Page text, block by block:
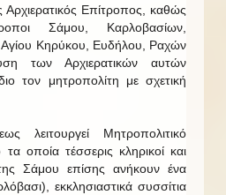
Επίτροπος, καθώς
Σάμου, Καρλοβασίων,
Κηρύκου, Ευδήλου, Ραχών
των Αρχιερατικών αυτών
τον μητροπολίτη με σχετική
λειτουργεί Μητροπολιτικό
οποία τέσσερις κληρικοί και
Σάμου επίσης ανήκουν ένα
εκκλησιαστικά συσσίτια